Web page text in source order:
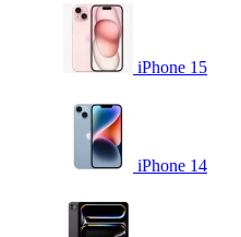
iPhone 15
iPhone 14